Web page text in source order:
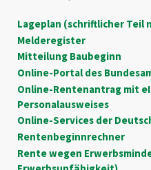
Lageplan (schriftlicher Teil
Melderegister
Mitteilung Baubeginn
Online-Portal des
Online-Rentenantrag mit
Personalausweises
Online-Services der
Rentenbeginnrechner
Rente wegen